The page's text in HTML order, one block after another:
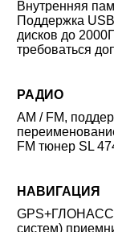
Внутренняя
Поддержка
дисков до
требоваться
РАДИО
AM / FM,
FM тюнер SL
НАВИГАЦИЯ
GPS+ГЛОНАСС
систем)